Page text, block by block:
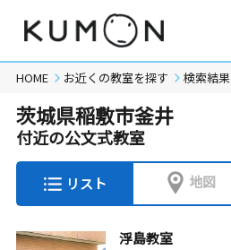
HOME お近くの教室を探す 検索結果
茨城県稲敷市釜井
付近の公文式教室
リスト 地図
浮島教室